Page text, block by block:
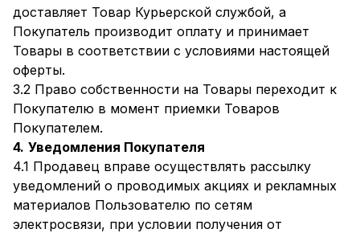
доставляет Товар Курьерской службой, а
Покупатель производит оплату и принимает
Товары в соответствии с условиями настоящей
оферты.
3.2 Право собственности на Товары переходит к
Покупателю в момент приемки Товаров
Покупателем.
4. Уведомления Покупателя
4.1 Продавец вправе осуществлять рассылку
уведомлений о проводимых акциях и рекламных
материалов Пользователю по сетям
электросвязи, при условии получения от